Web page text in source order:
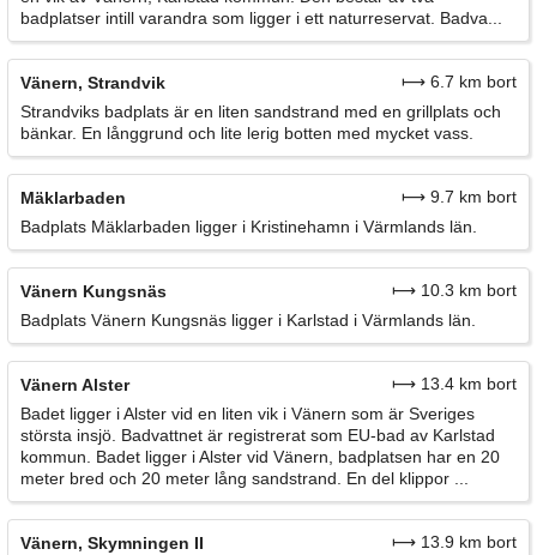
badplatser intill varandra som ligger i ett naturreservat. Badva...
Vänern, Strandvik
⟼ 6.7 km bort
Strandviks badplats är en liten sandstrand med en grillplats och
bänkar. En långgrund och lite lerig botten med mycket vass.
Mäklarbaden
⟼ 9.7 km bort
Badplats Mäklarbaden ligger i Kristinehamn i Värmlands län.
Vänern Kungsnäs
⟼ 10.3 km bort
Badplats Vänern Kungsnäs ligger i Karlstad i Värmlands län.
Vänern Alster
⟼ 13.4 km bort
Badet ligger i Alster vid en liten vik i Vänern som är Sveriges
största insjö. Badvattnet är registrerat som EU-bad av Karlstad
kommun. Badet ligger i Alster vid Vänern, badplatsen har en 20
meter bred och 20 meter lång sandstrand. En del klippor ...
Vänern, Skymningen II
⟼ 13.9 km bort